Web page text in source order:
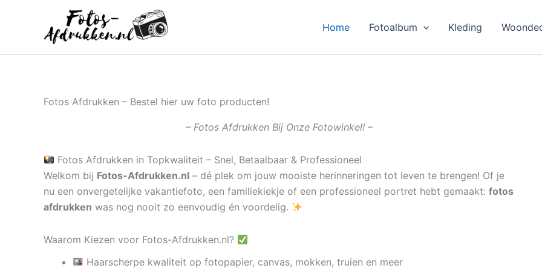
inhoud
Home Fotoalbum Kleding
Fotos Afdrukken – Bestel hier uw foto producten!
– Fotos Afdrukken Bij Onze Fotowinkel! –
Fotos Afdrukken in Topkwaliteit – Snel, Betaalbaar & Professioneel
Welkom bij Fotos-Afdrukken.nl – dé plek om jouw mooiste herinneringen tot leven te brengen! Of je
nu een onvergetelijke vakantiefoto, een familiekiekje of een professioneel portret hebt gemaakt: fotos
afdrukken was nog nooit zo eenvoudig én voordelig.
Waarom Kiezen voor Fotos-Afdrukken.nl?
Haarscherpe kwaliteit op fotopapier, canvas, mokken, truien en meer